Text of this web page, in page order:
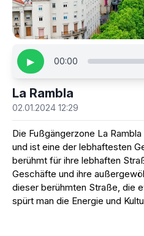
▶ 00:00
La Rambla
02.01.2024 12:29
Die Fußgängerzone La
und ist eine der lebhaftesten
berühmt für ihre lebhaften
Geschäfte und ihre
dieser berühmten Straße, die
spürt man die Energie und